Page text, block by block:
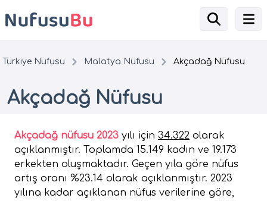
Türkiye Nüfusu Malatya Nüfusu Akçadağ Nüfusu
Akçadağ Nüfusu
Akçadağ nüfusu 2023 yılı için 34.322 olarak
açıklanmıştır. Toplamda 15.149 kadın ve 19.173
erkekten oluşmaktadır. Geçen yıla göre nüfus
artış oranı %23.14 olarak açıklanmıştır. 2023
yılına kadar açıklanan nüfus verilerine göre,